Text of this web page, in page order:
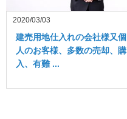
2020/03/03
建売用地仕入れの会社様又個
人のお客様、多数の売却、購
入、有難 ...